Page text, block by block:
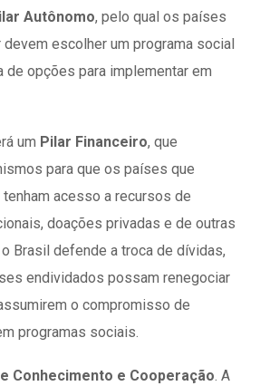
Autônomo, pelo qual os países
escolher um programa social
de opções para implementar em
um Pilar Financeiro, que
para que os países que
acesso a recursos de
doações privadas e de outras
Brasil defende a troca de dívidas,
endividados possam renegociar
o compromisso de
programas sociais.
Conhecimento e Cooperação. A